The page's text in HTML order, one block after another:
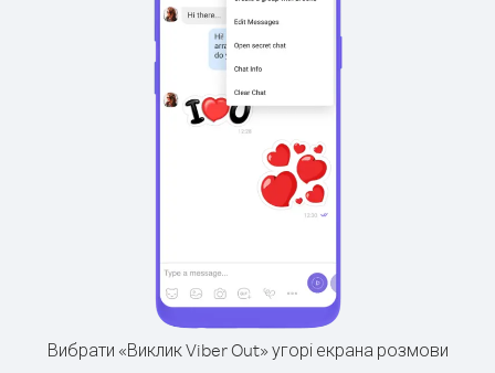
Вибрати «Виклик Viber Out» угорі екрана розмови